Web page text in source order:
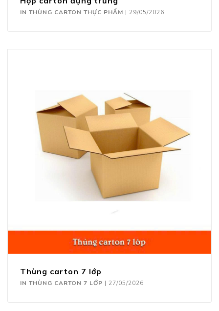
IN THÙNG CARTON THỰC PHẨM | 29/05/2026
Thùng carton 7 lớp
IN THÙNG CARTON 7 LỚP | 27/05/2026